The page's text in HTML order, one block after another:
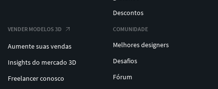
Descontos
VENDER MODELOS 3D
Aumente suas vendas
Insights do mercado 3D
Freelancer conosco
COMUNIDADE
Melhores designers
Desafios
Fórum